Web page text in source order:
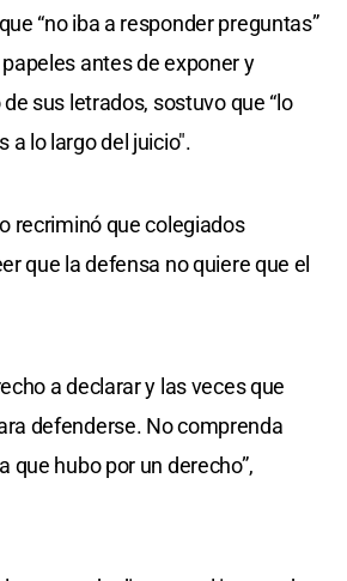
“no iba a responder preguntas”
antes de exponer y
sus letrados, sostuvo que “lo
a lo largo del juicio".
recriminó que colegiados
que la defensa no quiere que el
a declarar y las veces que
defenderse. No comprenda
que hubo por un derecho”,